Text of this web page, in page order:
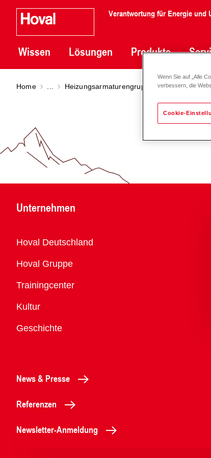
Verantwortung für Energie und
Wissen Lösungen Produkte
Home Heizungsarmaturengruppen DN 20 - 50
Unternehmen
Übersicht
Hoval Deutschland
Hoval Gruppe
Trainingcenter
Kultur
Geschichte
News & Presse
Referenzen
Newsletter-Anmeldung
Wenn Sie auf „Alle
verbessern, die
Cookie-